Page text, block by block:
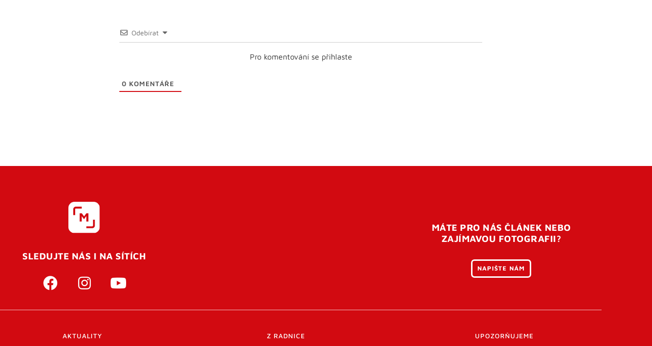
Odebírat
Pro komentování se přihlaste
0 KOMENTÁŘE
SLEDUJTE NÁS I NA SÍTÍCH
MÁTE PRO NÁS ČLÁNEK NEBO
ZAJÍMAVOU FOTOGRAFII?
NAPIŠTE NÁM
AKTUALITY Z RADNICE UPOZORŇUJEME